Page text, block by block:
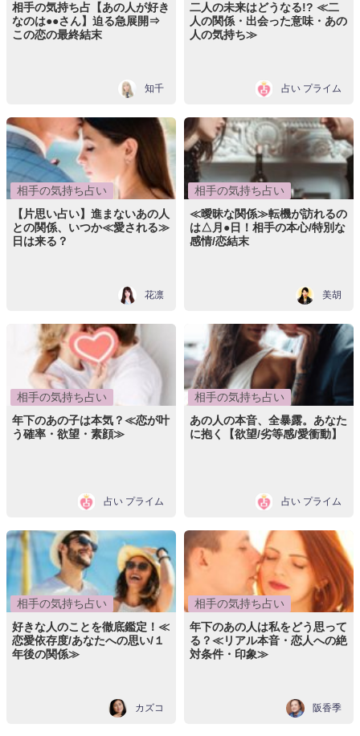
相手の気持ち占【あの人が好き
なのは●●さん】迫る急展開⇒
この恋の最終結末
知千
二人の未来はどうなる!? ≪二
人の関係・出会った意味・あの
人の気持ち≫
占い プライム
相手の気持ち占い
【片思い占い】進まないあの人
との関係、いつか≪愛される≫
日は来る？
花凛
相手の気持ち占い
≪曖昧な関係≫転機が訪れるの
は△月●日！相手の本心/特別な
感情/恋結末
美胡
相手の気持ち占い
年下のあの子は本気？≪恋が叶
う確率・欲望・素顔≫
占い プライム
相手の気持ち占い
あの人の本音、全暴露。あなた
に抱く【欲望/劣等感/愛衝動】
占い プライム
相手の気持ち占い
好きな人のことを徹底鑑定！≪
恋愛依存度/あなたへの思い/１
年後の関係≫
カズコ
相手の気持ち占い
年下のあの人は私をどう思って
る？≪リアル本音・恋人への絶
対条件・印象≫
阪香季